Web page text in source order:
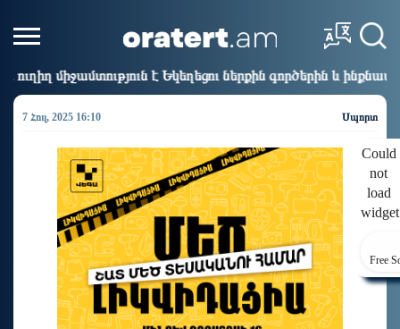
է Եկեղեցու ներքին գործերին և ինքնավարությանը.
7 Հուլ, 2025 16:10 Սպորտ
Could
not
load
Free